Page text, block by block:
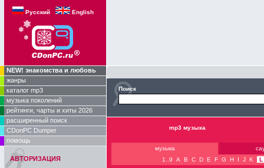
Русский English
NEW! знакомства и любовь
жанры
каталог mp3
музыка поколений
рейтинги, чарты и хиты 2026
расширенный поиск
CDonPC Dumper
помощь
АВТОРИЗАЦИЯ
Поиск
mp3 музыка
музыка
1..9
A B C D E F G H I J K L